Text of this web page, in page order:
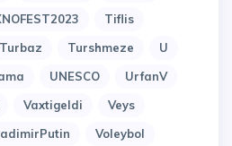
Tiflis
Turbaz Turshmeze
U
UNESCO
UrfanV
Vaxtigeldi
Veys
Voleybol